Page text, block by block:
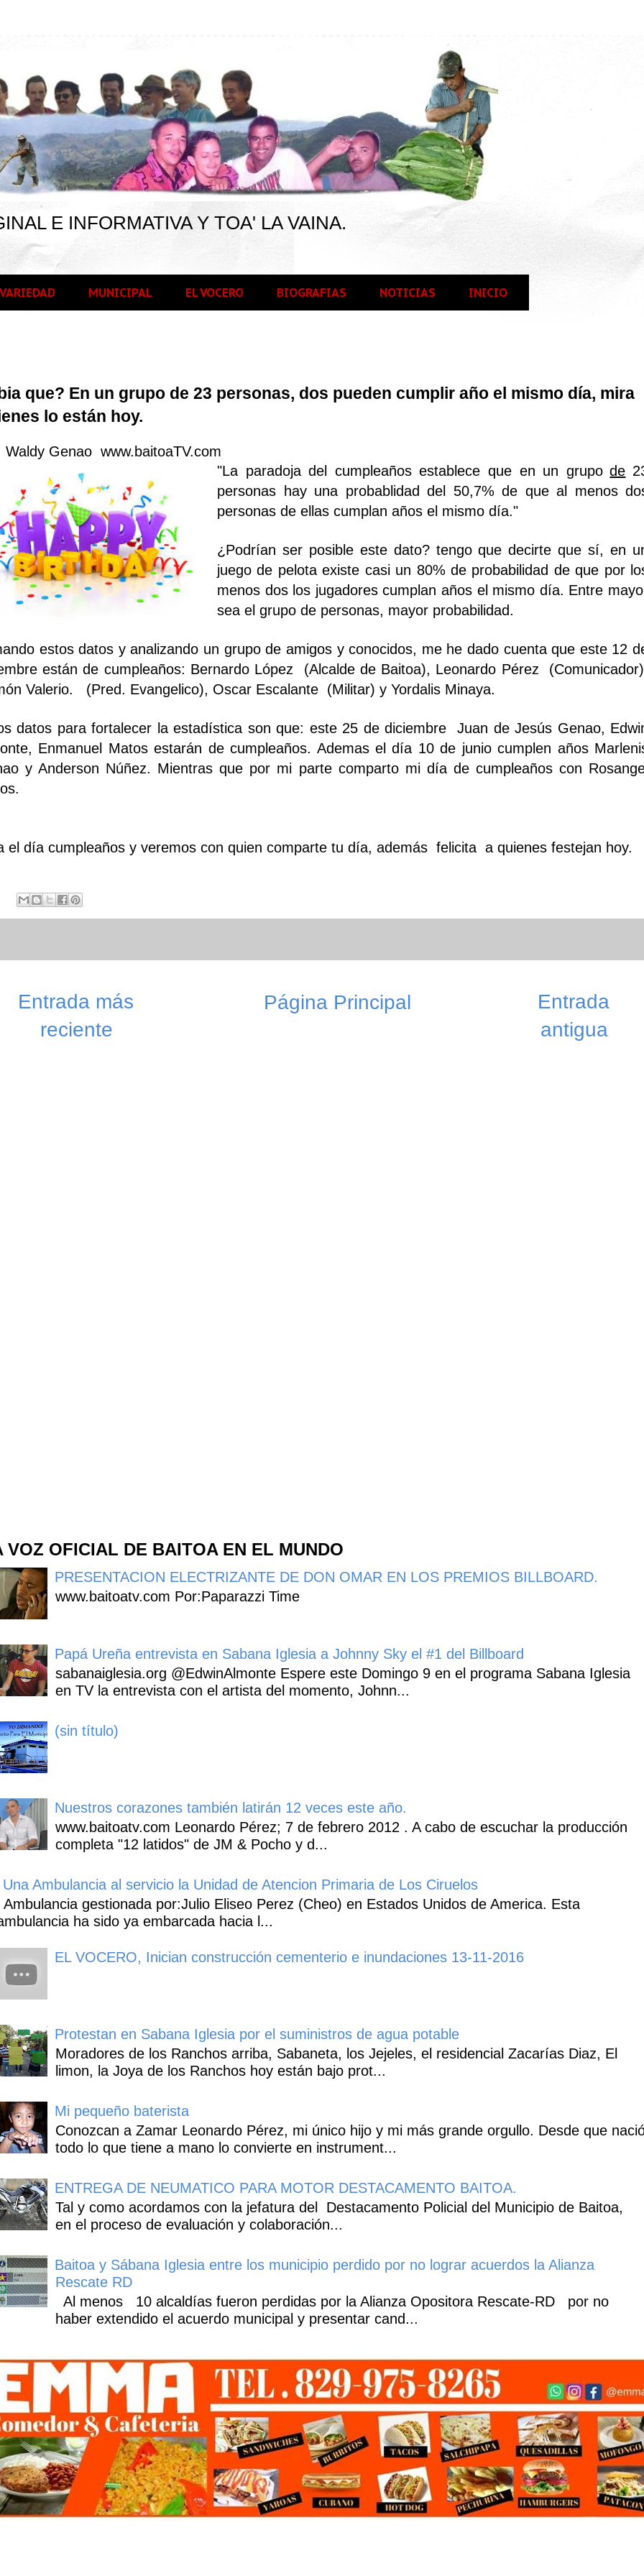
E INFORMATIVA Y TOA' LA VAINA.
VARIEDAD MUNICIPAL EL VOCERO BIOGRAFIAS NOTICIAS INICIO
que? En un grupo de 23 personas, dos pueden cumplir año el mismo día, mira
lo están hoy.
Waldy Genao www.baitoaTV.com
"La paradoja del cumpleaños establece que en un grupode
personas hay una probablidad del 50,7% de que al menos
personas de ellas cumplan años el mismo día."
¿Podrían ser posible este dato? tengo que decirte que sí, en
juego de pelota existe casi un 80% de probabilidad de que por
menos dos los jugadores cumplan años el mismo día. Entre
sea el grupo de personas, mayor probabilidad.
estos datos y analizando un grupo de amigos y conocidos, me he dado cuenta que este 12
están de cumpleaños: Bernardo López (Alcalde de Baitoa), Leonardo Pérez
Valerio. (Pred. Evangelico), Oscar Escalante (Militar) y Yordalis Minaya.
datos para fortalecer la estadística son que: este 25 de diciembre Juan de Jesús Genao,
Enmanuel Matos estarán de cumpleaños. Ademas el día 10 de junio cumplen años
y Anderson Núñez. Mientras que por mi parte comparto mi día de cumpleaños con
el día cumpleaños y veremos con quien comparte tu día, además felicita a quienes festejan hoy.
Entrada más
reciente
Entrada
antigua
Página Principal
VOZ OFICIAL DE BAITOA EN EL MUNDO
PRESENTACION ELECTRIZANTE DE DON OMAR EN LOS PREMIOS BILLBOARD.
www.baitoatv.com Por:Paparazzi Time
Papá Ureña entrevista en Sabana Iglesia a Johnny Sky el #1 del Billboard
sabanaiglesia.org @EdwinAlmonte Espere este Domingo 9 en el programa Sabana Iglesia
en TV la entrevista con el artista del momento, Johnn...
(sin título)
Nuestros corazones también latirán 12 veces este año.
www.baitoatv.com Leonardo Pérez; 7 de febrero 2012 . A cabo de escuchar la producción
completa "12 latidos" de JM & Pocho y d...
Una Ambulancia al servicio la Unidad de Atencion Primaria de Los Ciruelos
Ambulancia gestionada por:Julio Eliseo Perez (Cheo) en Estados Unidos de America. Esta
ha sido ya embarcada hacia l...
EL VOCERO, Inician construcción cementerio e inundaciones 13-11-2016
Protestan en Sabana Iglesia por el suministros de agua potable
Moradores de los Ranchos arriba, Sabaneta, los Jejeles, el residencial Zacarías Diaz, El
limon, la Joya de los Ranchos hoy están bajo prot...
Mi pequeño baterista
Conozcan a Zamar Leonardo Pérez, mi único hijo y mi más grande orgullo. Desde que
todo lo que tiene a mano lo convierte en instrument...
ENTREGA DE NEUMATICO PARA MOTOR DESTACAMENTO BAITOA.
Tal y como acordamos con la jefatura del Destacamento Policial del Municipio de Baitoa,
en el proceso de evaluación y colaboración...
Baitoa y Sábana Iglesia entre los municipio perdido por no lograr acuerdos la Alianza
Rescate RD
Al menos 10 alcaldías fueron perdidas por la Alianza Opositora Rescate-RD por no
haber extendido el acuerdo municipal y presentar cand...